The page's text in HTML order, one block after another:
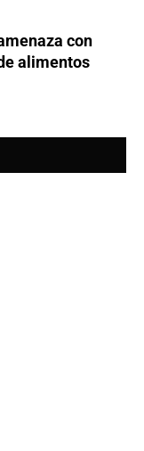
con
alimentos